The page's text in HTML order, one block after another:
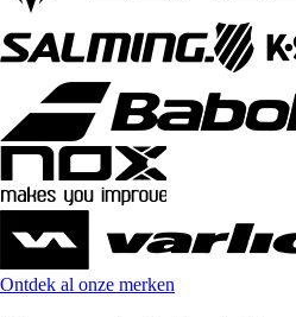
Ontdek al onze merken